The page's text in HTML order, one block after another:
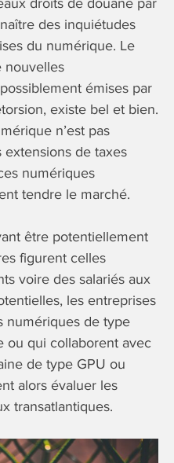
droits de douane par
des inquiétudes
du numérique. Le
nouvelles
émises par
existe bel et bien.
n’est pas
de taxes
numériques
tendre le marché.
être potentiellement
figurent celles
voire des salariés aux
les entreprises
numériques de type
ou qui collaborent avec
de type GPU ou
alors évaluer les
transatlantiques.